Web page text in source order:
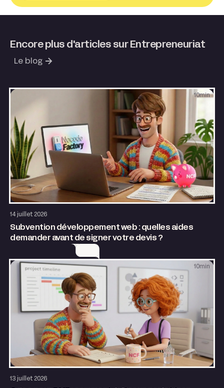
Encore plus d'articles sur Entrepreneuriat
Le blog
14 juillet 2026
Subvention développement web : quelles aides
demander avant de signer votre devis ?
10min
13 juillet 2026
10 min